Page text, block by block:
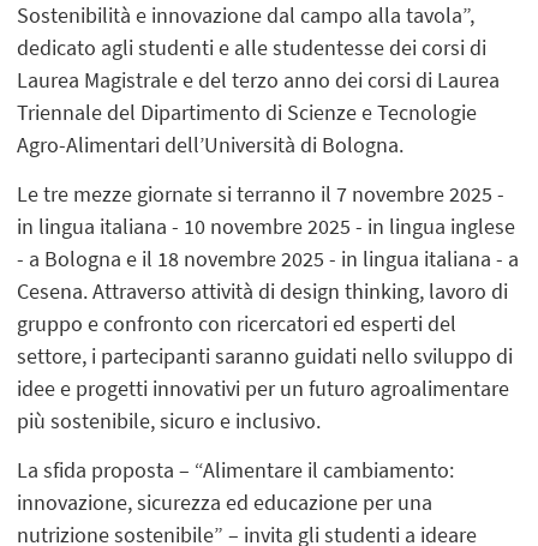
Sostenibilità e innovazione dal campo alla tavola”,
dedicato agli studenti e alle studentesse dei corsi di
Laurea Magistrale e del terzo anno dei corsi di Laurea
Triennale del Dipartimento di Scienze e Tecnologie
Agro-Alimentari dell’Università di Bologna.
Le tre mezze giornate si terranno il 7 novembre 2025 -
in lingua italiana - 10 novembre 2025 - in lingua inglese
- a Bologna e il 18 novembre 2025 - in lingua italiana - a
Cesena. Attraverso attività di design thinking, lavoro di
gruppo e confronto con ricercatori ed esperti del
settore, i partecipanti saranno guidati nello sviluppo di
idee e progetti innovativi per un futuro agroalimentare
più sostenibile, sicuro e inclusivo.
La sfida proposta – “Alimentare il cambiamento:
innovazione, sicurezza ed educazione per una
nutrizione sostenibile” – invita gli studenti a ideare